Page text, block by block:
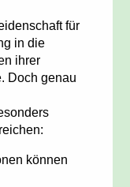
für
in die
ihrer
Doch genau
können